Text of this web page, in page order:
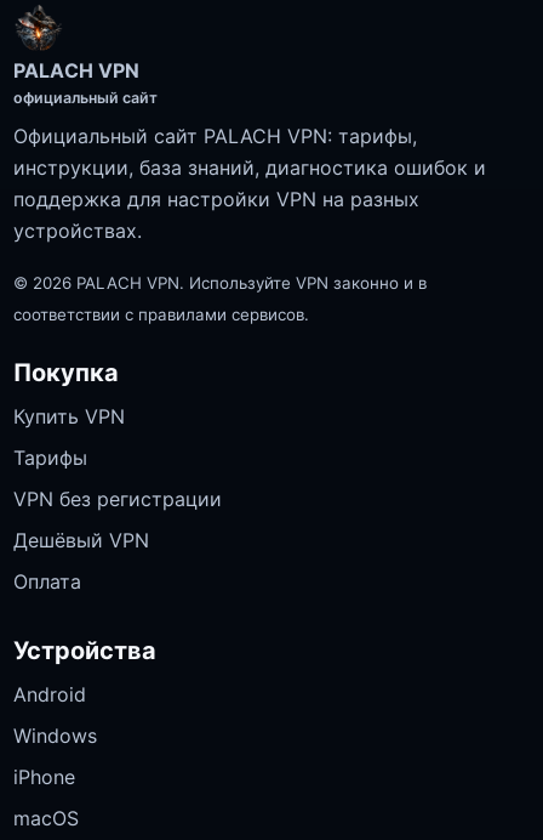
PALACH VPN
официальный сайт
Официальный сайт PALACH VPN: тарифы,
инструкции, база знаний, диагностика ошибок и
поддержка для настройки VPN на разных
устройствах.
© 2026 PALACH VPN. Используйте VPN законно и в
соответствии с правилами сервисов.
Покупка
Купить VPN
Тарифы
VPN без регистрации
Дешёвый VPN
Оплата
Устройства
Android
Windows
iPhone
macOS